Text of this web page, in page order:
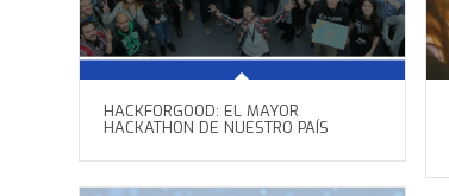
HACKFORGOOD: EL MAYOR
HACKATHON DE NUESTRO PAÍS